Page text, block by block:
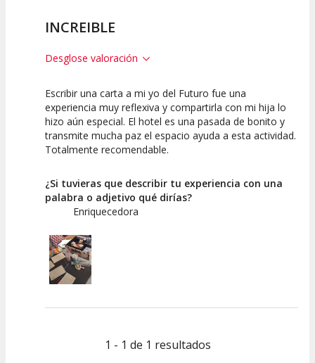
INCREIBLE
Desglose valoración
10
Calidad de la
Actividad
10
Atención del
Personal /
Guia
Escribir una carta a mi yo del Futuro fue una
experiencia muy reflexiva y compartirla con mi hija lo
hizo aún especial. El hotel es una pasada de bonito y
transmite mucha paz el espacio ayuda a esta actividad.
Totalmente recomendable.
¿Si tuvieras que describir tu experiencia con una
palabra o adjetivo qué dirías?
Enriquecedora
1 - 1 de 1 resultados